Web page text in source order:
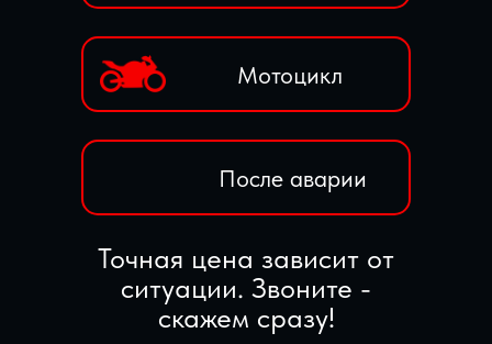
Точная цена зависит от
ситуации. Звоните -
скажем сразу!
Мотоцикл
После аварии